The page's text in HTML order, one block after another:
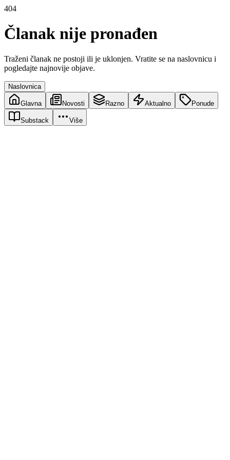
404
Članak nije pronađen
Traženi članak ne postoji ili je uklonjen. Vratite se na naslovnicu i
pogledajte najnovije objave.
Naslovnica
Glavna Novosti Razno Aktualno Ponude
Substack Više